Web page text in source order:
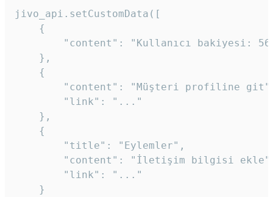
jivo_api.setCustomData([
    {
"content": "Kullanıcı bakiyesi:
    },
    {
"content": "Müşteri profiline
        "link": "..."
    },
    {
        "title": "Eylemler",
"content": "İletişim bilgisi
        "link": "..."
    }